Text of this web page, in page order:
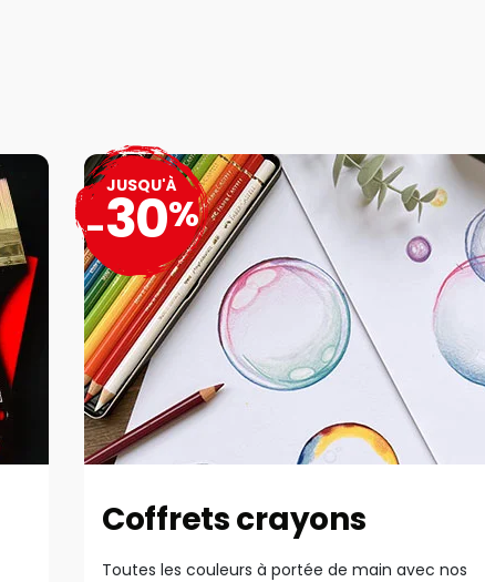
Coffrets crayons
Toutes les couleurs à portée de main avec nos
JUSQU'À
-30%